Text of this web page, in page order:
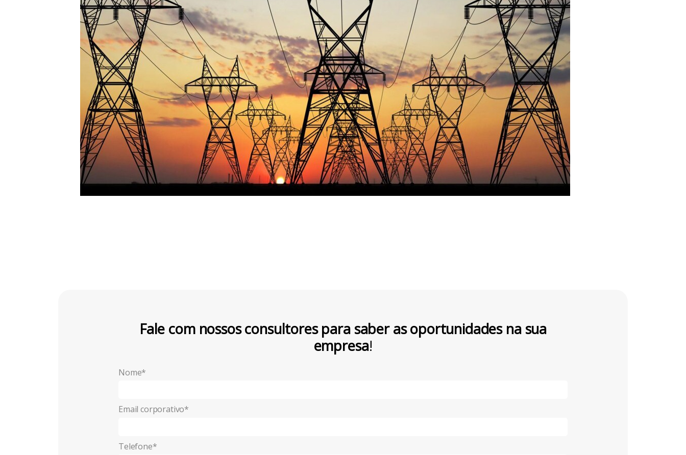
Fale com nossos consultores para saber as oportunidades na sua
empresa!
Nome*
Email corporativo*
Telefone*